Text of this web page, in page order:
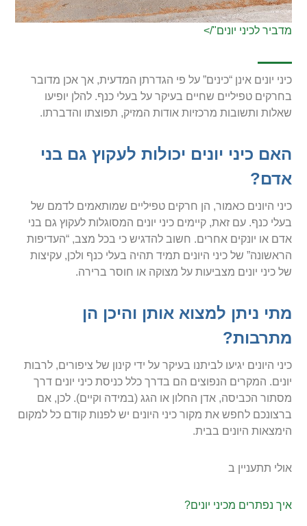
מדביר לכיני יונים"/>
כיני יונים אינן “כינים” על פי הגדרתן המדעית, אך אכן מדובר
בחרקים טפיליים שחיים בעיקר על בעלי כנף. להלן יופיעו
שאלות ותשובות מרכזיות אודות המזיק, תפוצתו והדברתו.
האם כיני יונים יכולות לעקוץ גם בני
אדם?
כיני היונים כאמור, הן חרקים טפיליים שמותאמים לדמם של
בעלי כנף. עם זאת, קיימים כיני יונים המסוגלות לעקוץ גם בני
אדם או יונקים אחרים. חשוב להדגיש כי בכל מצב, “העדיפות
הראשונה” של כיני היונים תמיד תהיה בעלי כנף ולכן, עקיצות
של כיני יונים מצביעות על מצוקה או חוסר ברירה.
מתי ניתן למצוא אותן והיכן הן
מתרבות?
כיני היונים יגיעו לביתנו בעיקר על ידי קינון של ציפורים, לרבות
יונים. המקרים הנפוצים הם בדרך כלל כניסת כיני יונים דרך
מסתור הכביסה, אדן החלון או הגג (במידה וקיים). לכן, אם
ברצונכם לחפש את מקור כיני היונים יש לפנות קודם כל למקום
הימצאות היונים בבית.
אולי תתעניין ב
איך נפתרים מכיני יונים?